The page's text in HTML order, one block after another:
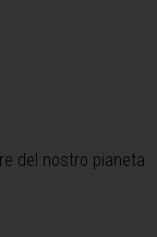
del nostro pianeta